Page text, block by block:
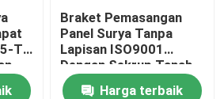
T5
Braket Pemasangan
Panel Surya Tanpa
Lapisan ISO9001
Dengan Sekrup Tanah
Harga terbaik